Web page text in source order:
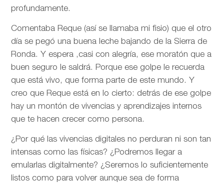
profundamente.
Comentaba Reque (así se llamaba mi fisio) que el otro
día se pegó una buena leche bajando de la Sierra de
Ronda. Y espera ,casi con alegría, ese moratón que a
buen seguro le saldrá. Porque ese golpe le recuerda
que está vivo, que forma parte de este mundo. Y
creo que Reque está en lo cierto: detrás de ese golpe
hay un montón de vivencias y aprendizajes internos
que te hacen crecer como persona.
¿Por qué las vivencias digitales no perduran ni son tan
intensas como las físicas? ¿Podremos llegar a
emularlas digitalmente? ¿Seremos lo suficientemente
listos como para volver aunque sea de forma